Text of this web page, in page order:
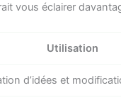
vous éclairer
Utilisation
d’idées et